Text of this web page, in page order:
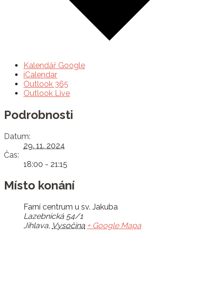
Kalendář Google
iCalendar
Outlook 365
Outlook Live
Podrobnosti
Datum:
29. 11. 2024
Čas:
18:00 - 21:15
Místo konání
Farní centrum u sv. Jakuba
Lazebnická 54/1
Jihlava, Vysočina + Google Mapa